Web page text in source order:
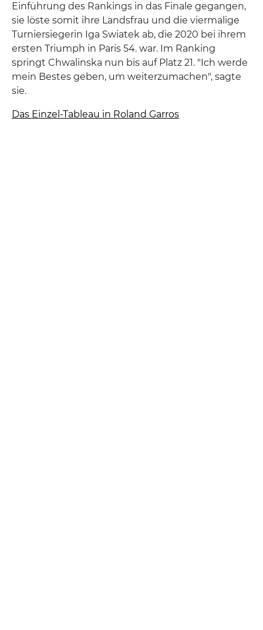
Einführung des Rankings in das Finale gegangen,
sie löste somit ihre Landsfrau und die viermalige
Turniersiegerin Iga Swiatek ab, die 2020 bei ihrem
ersten Triumph in Paris 54. war. Im Ranking
springt Chwalinska nun bis auf Platz 21. "Ich werde
mein Bestes geben, um weiterzumachen", sagte
sie.
Das Einzel-Tableau in Roland Garros